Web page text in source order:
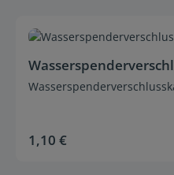
Durchschnittliche
Regulärer Preis:
1,10 €